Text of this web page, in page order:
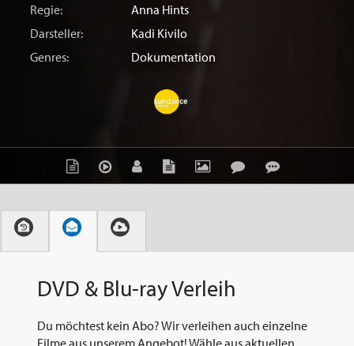
Regie:
Anna Hints
Darsteller:
Kadi Kivilo
Genres:
Dokumentation
DVD & Blu-ray Verleih
Du möchtest kein Abo? Wir verleihen auch einzelne